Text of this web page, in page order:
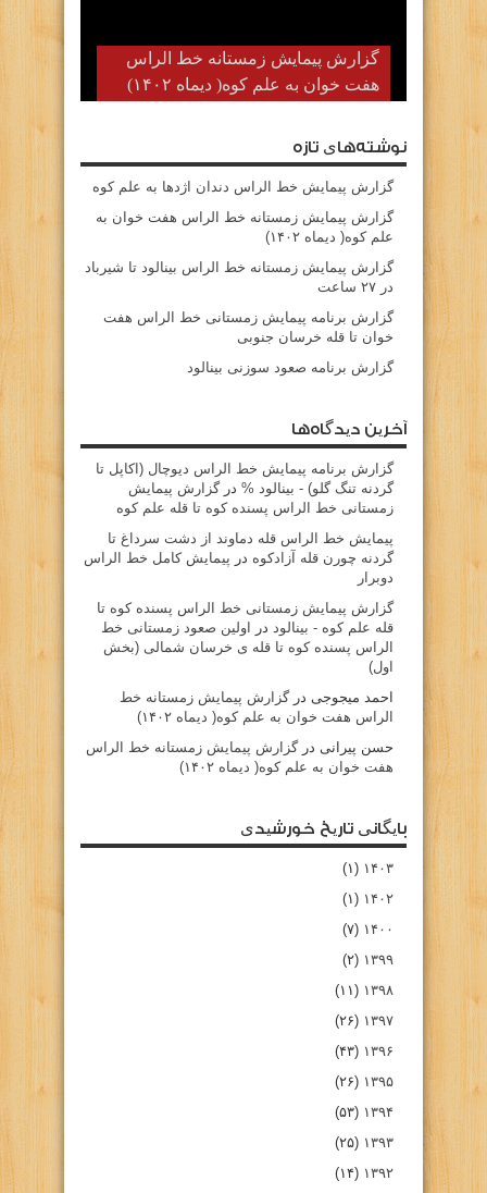
گزارش پیمایش زمستانه خط الراس
هفت خوان به علم کوه( دیماه ۱۴۰۲)
نوشته‌های تازه
گزارش پیمایش خط الراس دندان اژدها به علم کوه
گزارش پیمایش زمستانه خط الراس هفت خوان به
علم کوه( دیماه ۱۴۰۲)
گزارش پیمایش زمستانه خط الراس بینالود تا شیرباد
در ۲۷ ساعت
گزارش برنامه پیمایش زمستانی خط الراس هفت
خوان تا قله خرسان جنوبی
گزارش برنامه صعود سوزنی بینالود
آخرین دیدگاه‌ها
گزارش برنامه پيمايش خط الراس ديوچال (اكاپل تا
گردنه تنگ گلو) - بينالود % درگزارش پیمایش
زمستانی خط الراس پسنده کوه تا قله علم کوه
پيمايش خط الراس قله دماوند از دشت سرداغ تا
گردنه چورن قله آزادكوه در پیمایش کامل خط الراس
دوبرار
گزارش پیمایش زمستانی خط الراس پسنده کوه تا
قله علم کوه - بينالود در
اولین صعود زمستانی خط
الراس پسنده کوه تا قله ی خرسان شمالی (بخش
اول)
احمد میجوجی درگزارش پیمایش زمستانه خط
الراس هفت خوان به علم کوه( دیماه ۱۴۰۲)
حسن پیرانی درگزارش پیمایش زمستانه خط الراس
هفت خوان به علم کوه( دیماه ۱۴۰۲)
بایگانی تاریخ خورشیدی
۱۴۰۳ (۱)
۱۴۰۲ (۱)
۱۴۰۰ (۷)
۱۳۹۹ (۲)
۱۳۹۸ (۱۱)
۱۳۹۷ (۲۶)
۱۳۹۶ (۴۳)
۱۳۹۵ (۲۶)
۱۳۹۴ (۵۳)
۱۳۹۳ (۲۵)
۱۳۹۲ (۱۴)